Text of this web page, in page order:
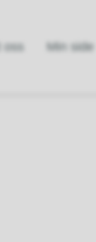
oss Min side